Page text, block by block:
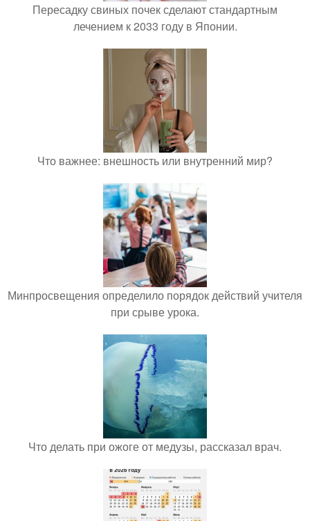
Пересадку свиных почек сделают стандартным
лечением к 2033 году в Японии.
Что важнее: внешность или внутренний мир?
Минпросвещения определило порядок действий учителя
при срыве урока.
Что делать при ожоге от медузы, рассказал врач.